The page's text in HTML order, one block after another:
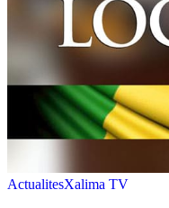
ActualitesXalima TV